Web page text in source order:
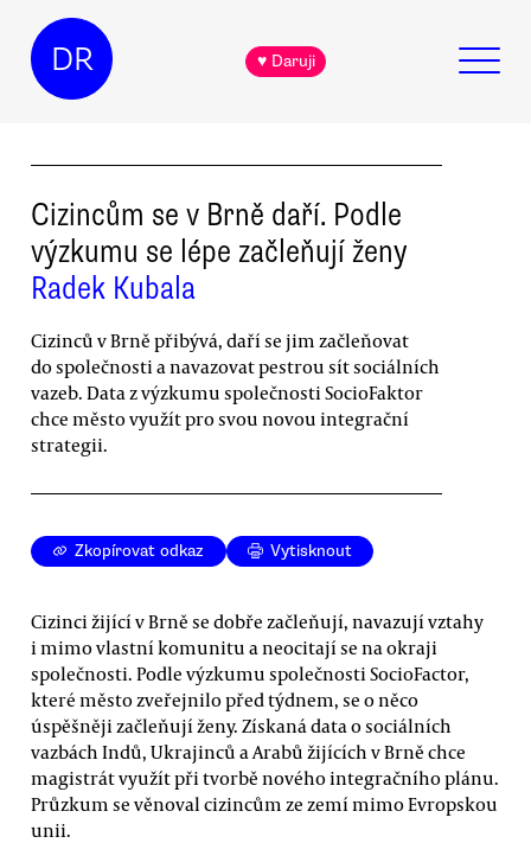
DR ♥ Daruji
Cizincům se v Brně daří. Podle
výzkumu se lépe začleňují ženy
Radek Kubala
Cizinců v Brně přibývá, daří se jim začleňovat
do společnosti a navazovat pestrou sít sociálních
vazeb. Data z výzkumu společnosti SocioFaktor
chce město využít pro svou novou integrační
strategii.
Zkopírovat odkaz Vytisknout
Cizinci žijící v Brně se dobře začleňují, navazují vztahy
i mimo vlastní komunitu a neocitají se na okraji
společnosti. Podle výzkumu společnosti SocioFactor,
které město zveřejnilo před týdnem, se o něco
úspěšněji začleňují ženy. Získaná data o sociálních
vazbách Indů, Ukrajinců a Arabů žijících v Brně chce
magistrát využít při tvorbě nového integračního plánu.
Průzkum se věnoval cizincům ze zemí mimo Evropskou
unii.